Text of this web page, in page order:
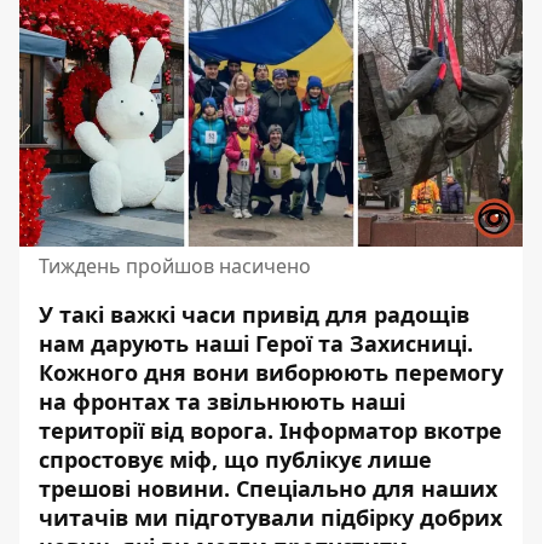
Тиждень пройшов насичено
У такі важкі часи привід для радощів
нам дарують наші Герої та Захисниці.
Кожного дня вони виборюють перемогу
на фронтах та звільнюють наші
території від ворога. Інформатор вкотре
спростовує міф, що публікує лише
трешові новини. Спеціально для наших
читачів ми підготували підбірку добрих